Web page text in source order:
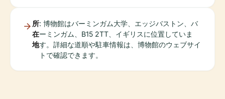
所
在
地
: 博物館はバーミンガム大学、エッジバストン、バ
ーミンガム、B15 2TT、イギリスに位置していま
す。詳細な道順や駐車情報は、博物館のウェブサイ
トで確認できます。